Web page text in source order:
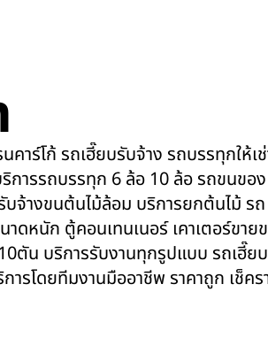
คาร์โก้ รถเฮี๊ยบรับจ้าง รถบรรทุกให้เ
การรถบรรทุก 6 ล้อ 10 ล้อ รถขนขอ
จ้างขนต้นไม้ล้อม บริการยกต้นไม้ รถ
หนัก ตู้คอนเทนเนอร์ เคาเตอร์ขาย
ตัน บริการรับงานทุกรูปแบบ รถเฮี๊ย
ารโดยทีมงานมืออาชีพ ราคาถูก เช็คร